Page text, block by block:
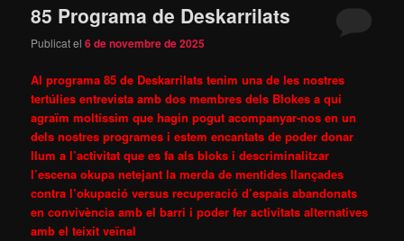
85 Programa de Deskarrilats
Publicat el6 de novembre de 2025
Al programa 85 de Deskarrilats tenim una de les nostres
tertúlies entrevista amb dos membres dels Blokes a qui
agraïm moltíssim que hagin pogut acompanyar-nos en un
dels nostres programes i estem encantats de poder donar
llum a l’activitat que es fa als bloksi descriminalitzar
l’escena okupa netejant la merda de mentides llançades
contra l’okupació versus recuperació d’espais abandonats
en convivència amb el barri i poder fer activitats alternatives
amb el teixit veïnal